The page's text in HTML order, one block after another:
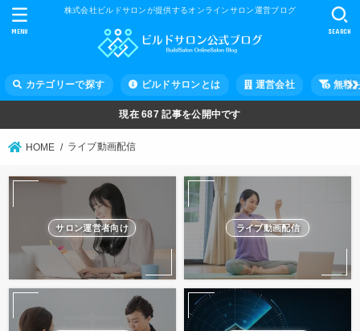
株式会社ビルドサロンが提供するオンラインサロン運営ブログ
カテゴリーで探す ビルドサロンとは 運営会社 無料
SEARCH
MENU
現在687 記事を公開中です
HOME ライブ動画配信
サロン運営者向け ライブ動画配信